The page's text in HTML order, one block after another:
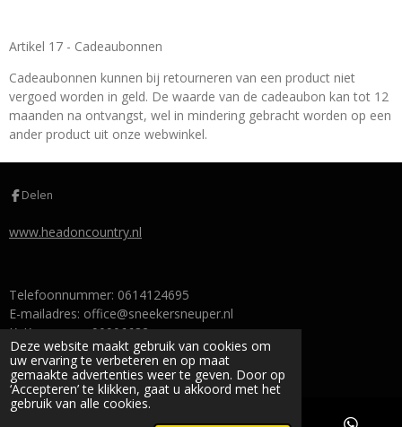
Deze website maakt gebruik van cookies om
uw ervaring te verbeteren en op maat
gemaakte advertenties weer te geven. Door op
‘Accepteren’ te klikken, gaat u akkoord met het
gebruik van alle cookies.
Artikel 17 - Cadeaubonnen
Cadeaubonnen kunnen bij retourneren van een product niet
vergoed worden in geld. De waarde van de cadeaubon kan tot 12
maanden na ontvangst, wel in mindering gebracht worden op een
ander product uit onze webwinkel.
Delen
www.headoncountry.nl
Telefoonnummer: 0614124695
E-mailadres: office@sneekersneuper.nl
KvK-nummer: 90906632
BTW-identificatienummer: NL004851382B51
© 2024 sneekersneuper